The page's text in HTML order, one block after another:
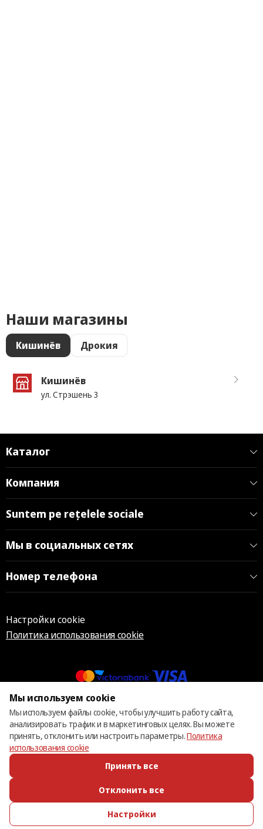
Наши магазины
Кишинёв Дрокия
Кишинёв
ул. Стрэшень 3
Каталог
Компания
Suntem pe rețelele sociale
Мы в социальных сетях
Номер телефона
Настройки cookie
Политика использования cookie
© 2013 – 2026 ECOM
ПОЗВОНИТЬ ИЗБРАННОЕ КАТАЛОГ ВОЙТИ
Мы используем cookie
Мы используем файлы cookie, чтобы улучшить работу сайта,
анализировать трафик и в маркетинговых целях. Вы можете
принять, отклонить или настроить параметры.Политика
использования cookie
Принять все
Отклонить все
Настройки